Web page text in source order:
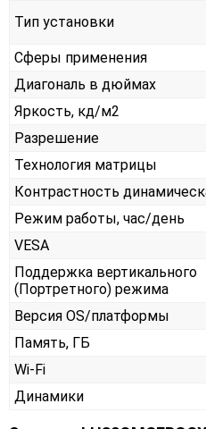
Тип установки
Сферы применения
Диагональ в дюймах
Яркость, кд/м2
Разрешение
Технология матрицы
Контрастность
Режим работы, час/день
VESA
Поддержка вертикального
(Портретного) режима
Версия OS/платформы
Память, ГБ
Wi-Fi
Динамики